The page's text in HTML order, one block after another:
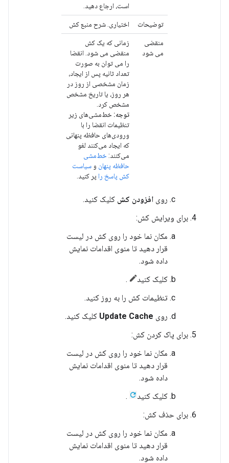
است، ارجاع دهید.
توضیحات اختیاری. شرح منبع کش
منقضی
می شود
زمانی که یک کش
منقضی می شود. انقضا
را می توان به صورت
تعداد ثانیه پس از ایجاد،
زمان مشخصی از روز در
هر روز، یا تاریخ مشخص
مشخص کرد.
توجه: خط‌مشی‌های زیر
تنظیمات انقضا را با
ورودی‌های حافظه پنهانی
که ایجاد می‌کنند لغو
می‌کنند:خط‌مشی
حافظه پنهان و سیاست
کش پاسخ را پر کنید.
روی افزودن کش کلیک کنید.
برای ویرایش کش:
مکان نما خود را روی کش در لیست
قرار دهید تا منوی اقدامات نمایش
داده شود.
کلیک کنید
.
تنظیمات کش را به روز کنید.
روی Update Cache کلیک کنید.
برای پاک کردن کش:
مکان نما خود را روی کش در لیست
قرار دهید تا منوی اقدامات نمایش
داده شود.
کلیک کنید
.
برای حذف کش:
مکان نما خود را روی کش در لیست
قرار دهید تا منوی اقدامات نمایش
داده شود.